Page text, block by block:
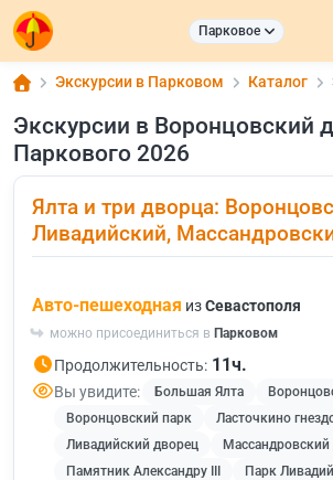
Парковое
Экскурсии в Парковом Каталог
Экскурсии в Воронцовский
Паркового 2026
Ялта и три дворца:
Ливадийский,
Авто-пешеходная изСевастополя
можно присоединиться в Парковом
Продолжительность: 11ч.
Вы увидите: Большая Ялта
Воронцовский парк
Ласточкино
Ливадийский дворец
Массандровский
Памятник Александру III
Парк